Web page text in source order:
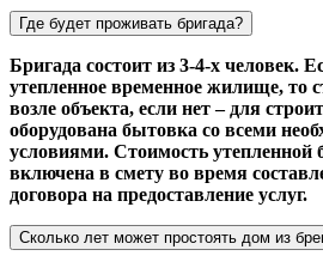
Где будет проживать бригада?
Бригада состоит из 3-4-х человек.
утепленное временное жилище, то
возле объекта, если нет – для
оборудована бытовка со всеми
условиями. Стоимость утепленной
включена в смету во время
договора на предоставление услуг.
Сколько лет может простоять дом из